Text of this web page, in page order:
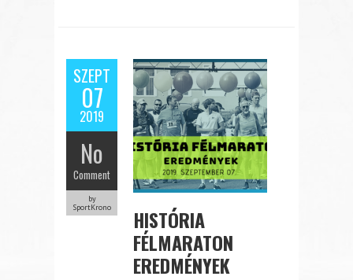
SZEPT
07
2019
No
Comment
by
SportKrono
HISTÓRIA
FÉLMARATON
EREDMÉNYEK